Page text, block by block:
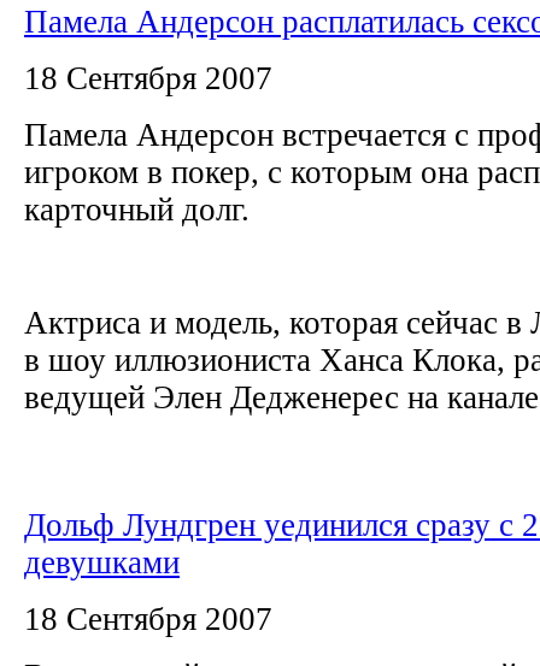
Памела Андерсон расплатилась
18 Сентября 2007
Памела Андерсон встречается с
игроком в покер, с которым она
карточный долг.
Актриса и модель, которая сейчас в
в шоу иллюзиониста Ханса Клока,
ведущей Элен Дедженерес на
Дольф Лундгрен уединился сразу с
девушками
18 Сентября 2007